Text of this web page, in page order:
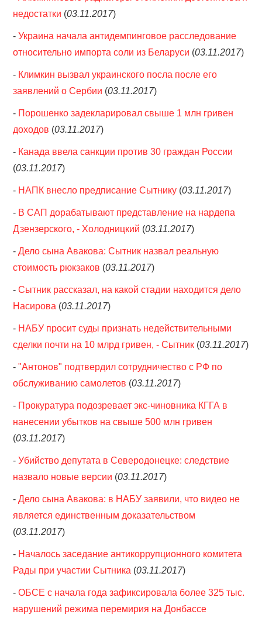
недостатки (03.11.2017)
-Украина начала антидемпинговое расследование
относительно импорта соли из Беларуси (03.11.2017)
- Климкин вызвал украинского посла после его
заявлений о Сербии (03.11.2017)
- Порошенко задекларировал свыше 1 млн гривен
доходов (03.11.2017)
- Канада ввела санкции против 30 граждан России
(03.11.2017)
- НАПК внесло предписание Сытнику (03.11.2017)
- В САП дорабатывают представление на нардепа
Дзензерского, - Холодницкий (03.11.2017)
-Дело сына Авакова: Сытник назвал реальную
стоимость рюкзаков (03.11.2017)
-Сытник рассказал, на какой стадии находится дело
Насирова (03.11.2017)
- НАБУ просит суды признать недействительными
сделки почти на 10 млрд гривен, - Сытник (03.11.2017)
-"Антонов" подтвердил сотрудничество с РФ по
обслуживанию самолетов (03.11.2017)
- Прокуратура подозревает экс-чиновника КГГА в
нанесении убытков на свыше 500 млн гривен
(03.11.2017)
-Убийство депутата в Северодонецке: следствие
назвало новые версии (03.11.2017)
-Дело сына Авакова: в НАБУ заявили, что видео не
является единственным доказательством
(03.11.2017)
- Началось заседание антикоррупционного комитета
Рады при участии Сытника (03.11.2017)
-ОБСЕ с начала года зафиксировала более 325 тыс.
нарушений режима перемирия на Донбассе